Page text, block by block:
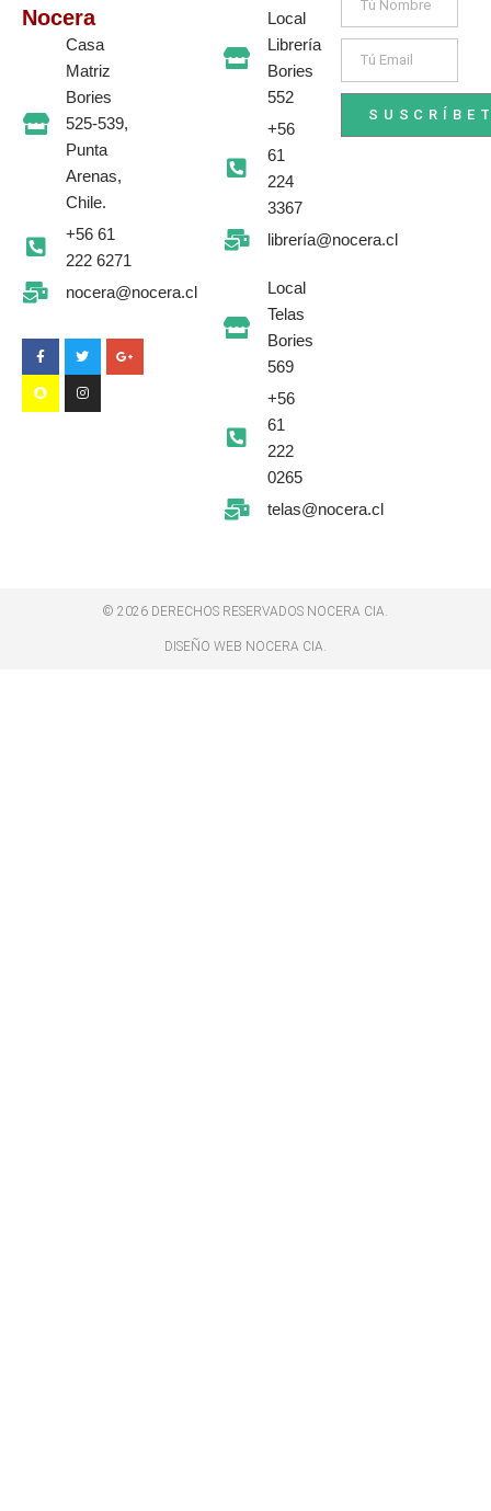
Nocera
Casa
Matriz
Bories
525-539,
Punta
Arenas,
Chile.
+56 61
222 6271
nocera@nocera.cl
c
e
b
o
o
k
-
i
t
t
e
r
o
g
l
e
a
p
c
h
a
t
s
t
a
g
r
a
m
Local
Librería
Bories
552
+56
61
224
3367
librería@nocera.cl
Local
Telas
Bories
569
+56
61
222
0265
telas@nocera.cl
© 2026 DERECHOS RESERVADOS NOCERA CIA.
DISEÑO WEB NOCERA CIA.